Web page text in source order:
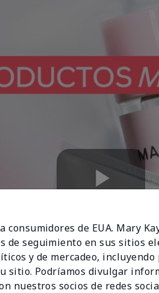
consumidores de EUA. Mary
de seguimiento en sus sitios
y de mercadeo,
sitio. Podríamos divulgar
nuestros socios de redes